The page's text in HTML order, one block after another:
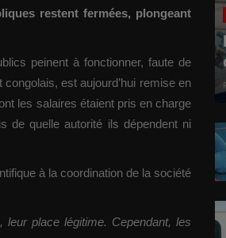
restent fermées, plongeant
peinent à fonctionner, faute de
est aujourd’hui remise en
les salaires étaient pris en charge
de quelle autorité ils dépendent ni
à la coordination de la société
place légitime. Cependant, les